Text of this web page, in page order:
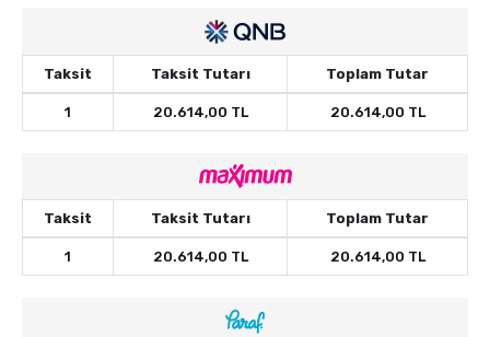
Taksit Taksit Tutarı Toplam Tutar
1 20.614,00 TL 20.614,00 TL
Taksit Taksit Tutarı Toplam Tutar
1 20.614,00 TL 20.614,00 TL